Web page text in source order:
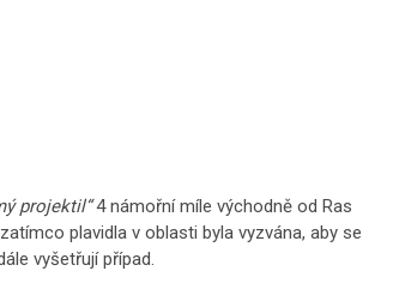
projektil“4 námořní míle východně od Ras
plavidla v oblasti byla vyzvána, aby se
vyšetřují případ.